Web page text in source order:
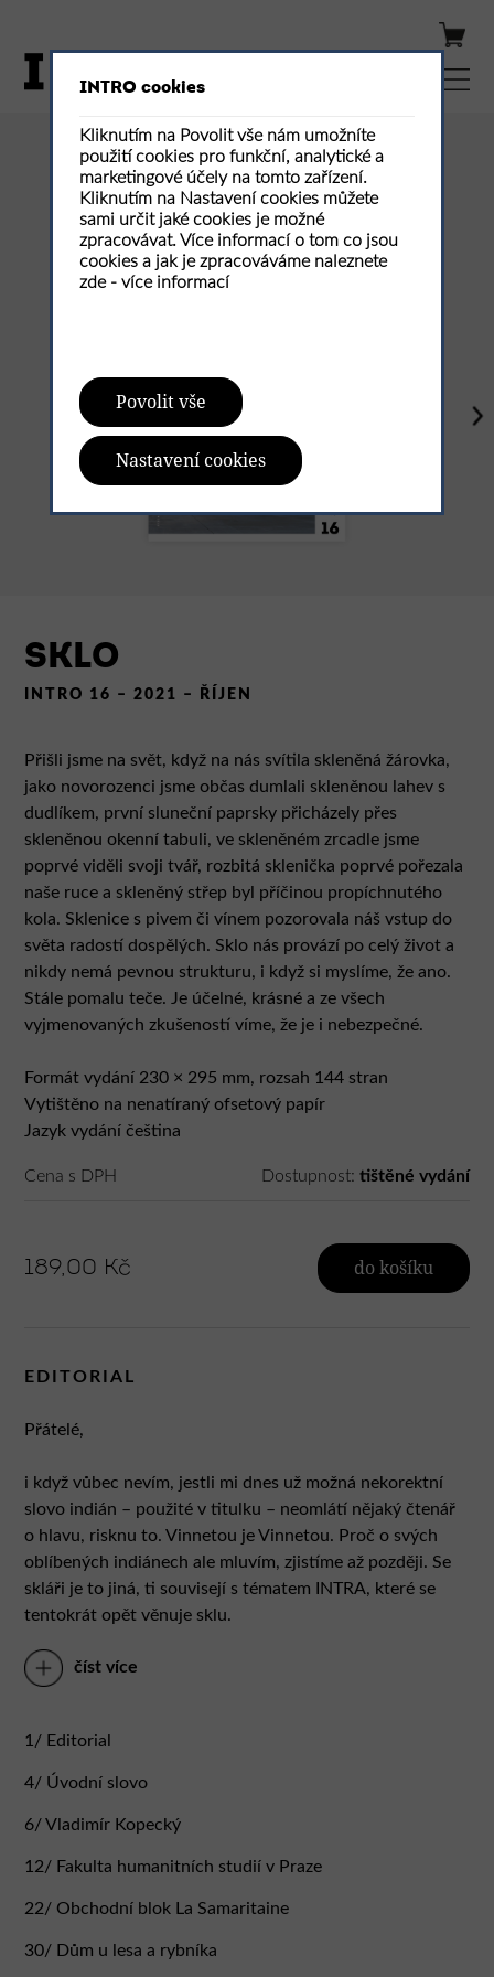
INTRO cookies
Kliknutím na Povolit vše nám umožníte
použití cookies pro funkční, analytické a
marketingové účely na tomto zařízení.
Kliknutím na Nastavení cookies můžete
sami určit jaké cookies je možné
zpracovávat. Více informací o tom co jsou
cookies a jak je zpracováváme naleznete
zde - více informací
Povolit vše
Nastavení cookies
Publikovaná čísla
SKLO
INTRO 16 – 2021 – ŘÍJEN
Přišli jsme na svět, když na nás svítila skleněná žárovka,
jako novorozenci jsme občas dumlali skleněnou lahev s
dudlíkem, první sluneční paprsky přicházely přes
skleněnou okenní tabuli, ve skleněném zrcadle jsme
poprvé viděli svoji tvář, rozbitá sklenička poprvé pořezala
naše ruce a skleněný střep byl příčinou propíchnutého
kola. Sklenice s pivem či vínem pozorovala náš vstup do
světa radostí dospělých. Sklo nás provází po celý život a
nikdy nemá pevnou strukturu, i když si myslíme, že ano.
Stále pomalu teče. Je účelné, krásné a ze všech
vyjmenovaných zkušeností víme, že je i nebezpečné.
Formát vydání 230 × 295 mm, rozsah 144 stran
Vytištěno na nenatíraný ofsetový papír
Jazyk vydání čeština
Cena s DPH Dostupnost: tištěné vydání
189,00 Kč do košíku
EDITORIAL
Přátelé,
i když vůbec nevím, jestli mi dnes už možná nekorektní
slovo indián – použité v titulku – neomlátí nějaký čtenář
o hlavu, risknu to. Vinnetou je Vinnetou. Proč o svých
oblíbených indiánech ale mluvím, zjistíme až později. Se
skláři je to jiná, ti souvisejí s tématem INTRA, které se
tentokrát opět věnuje sklu.
Na začátku léta jsme si udělali pracovní, dalo by se říct
Lasvit od ateliéru ov-a. A tamní kolegové nás také vzali do
sklárny v Lindavě.
Skláři jsou elitou mezi dělníky, stojí na pomezí mezi
jsme tu čest něco takového chvíli pozorovat. A právě v
lindavské sklárně jsme narazili na hlasitého Luigiho. Luigi
Postřižin. Ujali se ho místní skláři, když ho objevili na
číst více
1/ Editorial
4/ Úvodní slovo
6/ Vladimír Kopecký
12/ Fakulta humanitních studií v Praze
22/ Obchodní blok La Samaritaine
30/ Dům u lesa a rybníka